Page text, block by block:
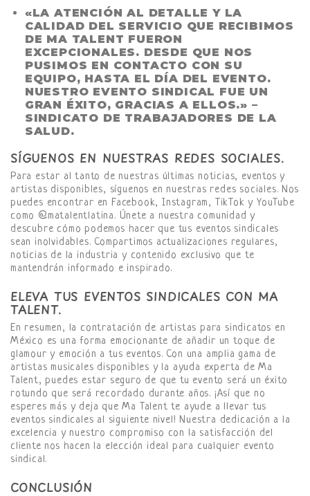
«LA ATENCIÓN AL DETALLE Y LA
CALIDAD DEL SERVICIO QUE RECIBIMOS
DE MA TALENT FUERON
EXCEPCIONALES. DESDE QUE NOS
PUSIMOS EN CONTACTO CON SU
EQUIPO, HASTA EL DÍA DEL EVENTO.
NUESTRO EVENTO SINDICAL FUE UN
GRAN ÉXITO, GRACIAS A ELLOS.» –
SINDICATO DE TRABAJADORES DE LA
SALUD.
SÍGUENOS EN NUESTRAS REDES SOCIALES.
Para estar al tanto de nuestras últimas noticias, eventos y
artistas disponibles, síguenos en nuestras redes sociales. Nos
puedes encontrar en Facebook, Instagram, TikTok y YouTube
como @matalentlatina. Únete a nuestra comunidad y
descubre cómo podemos hacer que tus eventos sindicales
sean inolvidables. Compartimos actualizaciones regulares,
noticias de la industria y contenido exclusivo que te
mantendrán informado e inspirado.
ELEVA TUS EVENTOS SINDICALES CON MA
TALENT.
En resumen, la contratación de artistas para sindicatos en
México es una forma emocionante de añadir un toque de
glamour y emoción a tus eventos. Con una amplia gama de
artistas musicales disponibles y la ayuda experta de Ma
Talent, puedes estar seguro de que tu evento será un éxito
rotundo que será recordado durante años. ¡Así que no
esperes más y deja que Ma Talent te ayude a llevar tus
eventos sindicales al siguiente nivel! Nuestra dedicación a la
excelencia y nuestro compromiso con la satisfacción del
cliente nos hacen la elección ideal para cualquier evento
sindical.
CONCLUSIÓN